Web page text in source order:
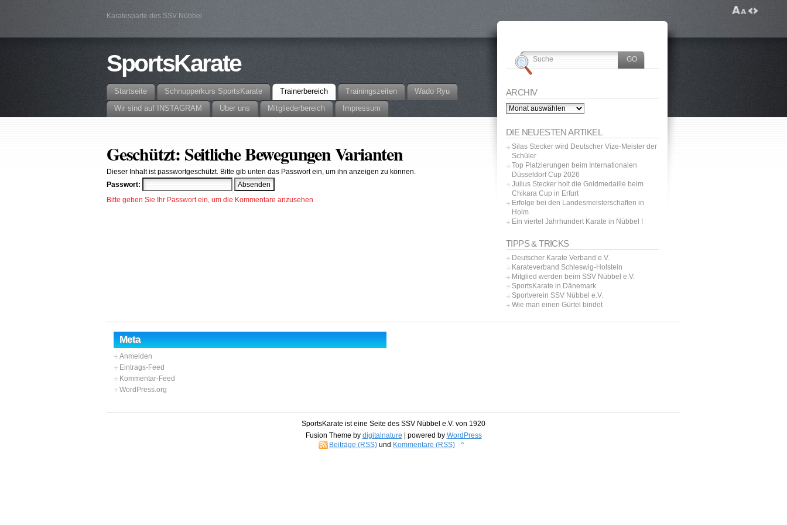
Karatesparte des SSV Nübbel
SportsKarate
Startseite Schnupperkurs SportsKarate Trainerbereich Trainingszeiten
Wado Ryu
Wir sind auf INSTAGRAM
Über uns Mitgliederbereich Impressum
Geschützt: Seitliche Bewegungen Varianten
Dieser Inhalt ist passwortgeschützt. Bitte gib unten das Passwort ein, um ihn anzeigen zu können.
Passwort:
Bitte geben Sie Ihr Passwort ein, um die Kommentare anzusehen
ARCHIV
Archiv
DIE NEUESTEN ARTIKEL
Silas Stecker wird Deutscher Vize-Meister der
Schüler
Top Platzierungen beim Internationalen
Düsseldorf Cup 2026
Julius Stecker holt die Goldmedaille beim
Chikara Cup in Erfurt
Erfolge bei den Landesmeisterschaften in
Holm
Ein viertel Jahrhundert Karate in Nübbel !
TIPPS & TRICKS
Deutscher Karate Verband e.V.
Karateverband Schleswig-Holstein
Mitglied werden beim SSV Nübbel e.V.
SportsKarate in Dänemark
Sportverein SSV Nübbel e.V.
Wie man einen Gürtel bindet
Meta
Anmelden
Eintrags-Feed
Kommentar-Feed
WordPress.org
SportsKarate ist eine Seite des SSV Nübbel e.V. von 1920
Fusion Theme by digitalnature | powered by WordPress
Beiträge (RSS)und Kommentare (RSS) ^